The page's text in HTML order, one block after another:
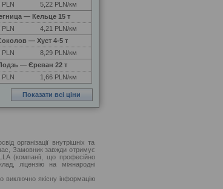
PLN
5,22 PLN/км
— Кельце 15 т
PLN
4,21 PLN/км
— Хуст 4-5 т
PLN
8,29 PLN/км
— Єреван 22 т
PLN 1,66 PLN/км
організації внутрішніх та
Замовник завжди отримує
(компанії, що професійно
ліцензію на міжнародні
виключно якісну інформацію